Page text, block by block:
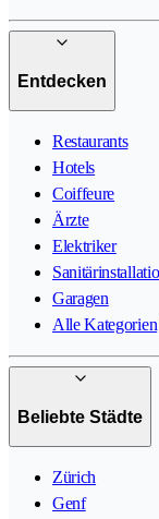
Entdecken
Restaurants
Hotels
Coiffeure
Ärzte
Elektriker
Garagen
Alle Kategorien
Beliebte Städte
Zürich
Genf